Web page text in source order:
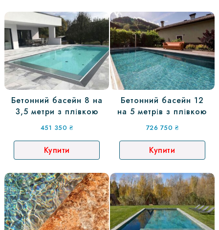
Бетонний басейн 8 на
3,5 метри з плівкою
451 350 ₴
Купити
Бетонний басейн 12
на 5 метрів з плівкою
726 750 ₴
Купити